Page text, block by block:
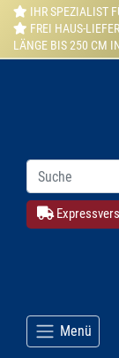
IHR SPEZIALIST
FREI HAUS-
LÄNGE BIS 250 CM
Menü